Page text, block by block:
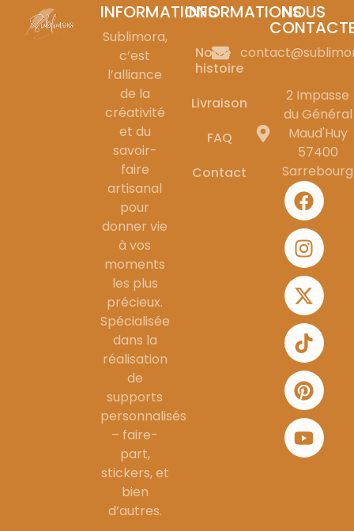
INFORMATIONS
Sublimora,
c’est
l’alliance
de la
créativité
et du
savoir-
faire
artisanal
pour
donner vie
à vos
moments
les plus
précieux.
Spécialisée
dans la
réalisation
de
supports
personnalisés
– faire-
part,
stickers, et
bien
d’autres.
INFORMATIONS
Notre
histoire
Livraison
FAQ
Contact
NOUS
2 Impasse
du Général
Maud'Huy
57400
Sarrebourg